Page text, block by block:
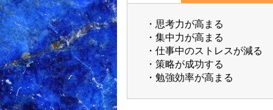
・思考力が高まる
・集中力が高まる
・仕事中のストレスが減る
・策略が成功する
・勉強効率が高まる